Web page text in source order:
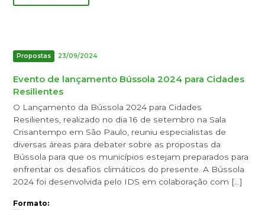
Propostas 23/09/2024
Evento de lançamento Bússola 2024 para Cidades
Resilientes
O Lançamento da Bússola 2024 para Cidades
Resilientes, realizado no dia 16 de setembro na Sala
Crisantempo em São Paulo, reuniu especialistas de
diversas áreas para debater sobre as propostas da
Bússola para que os municípios estejam preparados para
enfrentar os desafios climáticos do presente. A Bússola
2024 foi desenvolvida pelo IDS em colaboração com […]
Formato: